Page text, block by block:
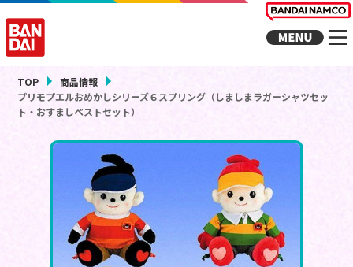
TOP
商品情報
プリモプエルおめかしシリーズ６スプリング（しましまラガーシャツセッ
ト・おすましベストセット）